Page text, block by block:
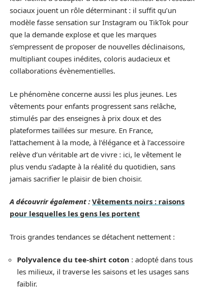
sociaux jouent un rôle déterminant : il suffit qu’un
modèle fasse sensation sur Instagram ou TikTok pour
que la demande explose et que les marques
s’empressent de proposer de nouvelles déclinaisons,
multipliant coupes inédites, coloris audacieux et
collaborations évènementielles.
Le phénomène concerne aussi les plus jeunes. Les
vêtements pour enfants progressent sans relâche,
stimulés par des enseignes à prix doux et des
plateformes taillées sur mesure. En France,
l’attachement à la mode, à l’élégance et à l’accessoire
relève d’un véritable art de vivre : ici, le vêtement le
plus vendu s’adapte à la réalité du quotidien, sans
jamais sacrifier le plaisir de bien choisir.
A découvrir également : Vêtements noirs : raisons
pour lesquelles les gens les portent
Trois grandes tendances se détachent nettement :
Polyvalence du tee-shirt coton : adopté dans tous
les milieux, il traverse les saisons et les usages sans
faiblir.